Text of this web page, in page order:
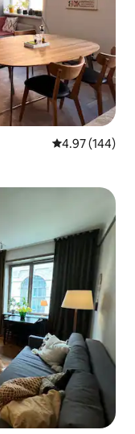
レビュー144
4.97 (144)